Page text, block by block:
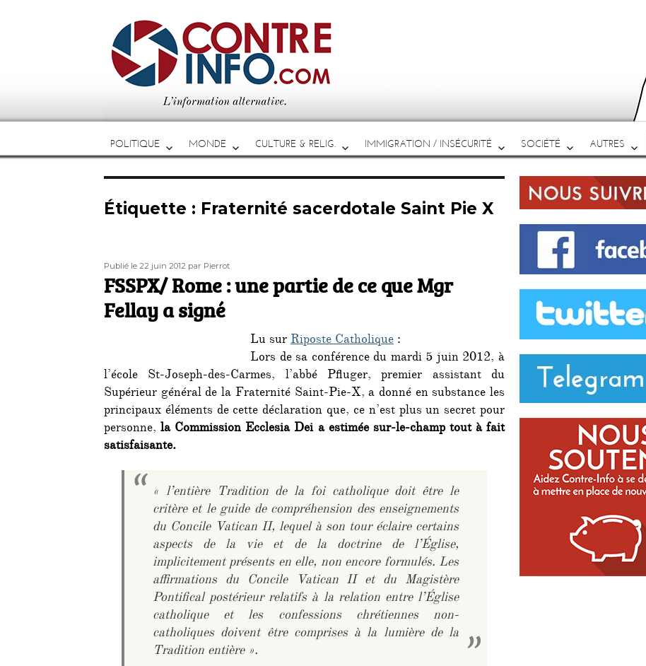
POLITIQUE MONDE CULTURE & RELIG. IMMIGRATION / INSÉCURITÉ SOCIÉTÉ AUTRES
Étiquette : Fraternité sacerdotale Saint Pie X
Publié
le
Publié le 22 juin 2012 Auteur
par Pierrot
FSSPX/ Rome : une partie de ce que Mgr
Fellay a signé
Lu surRiposte Catholique :
Lors de sa conférence du mardi 5 juin 2012, à
l’école St-Joseph-des-Carmes, l’abbé Pfluger, premier assistant du
Supérieur général de la Fraternité Saint-Pie-X, a donné en substance les
principaux éléments de cette déclaration que, ce n’est plus un secret pour
personne,la Commission Ecclesia Dei a estimée sur-le-champ tout à fait
satisfaisante.
« l’entière Tradition de la foi catholique doit être le
critère et le guide de compréhension des enseignements
du Concile Vatican II, lequel à son tour éclaire certains
aspects de la vie et de la doctrine de l’Église,
implicitement présents en elle, non encore formulés. Les
affirmations du Concile Vatican II et du Magistère
Pontifical postérieur relatifs à la relation entre l’Église
catholique et les confessions chrétiennes non-
catholiques doivent être comprises à la lumière de la
Tradition entière ».